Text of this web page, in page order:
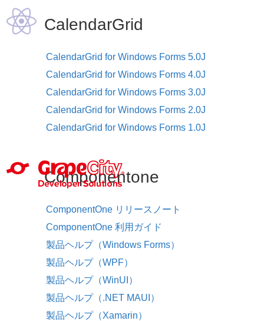
CalendarGrid
CalendarGrid for Windows Forms 5.0J
CalendarGrid for Windows Forms 4.0J
CalendarGrid for Windows Forms 3.0J
CalendarGrid for Windows Forms 2.0J
CalendarGrid for Windows Forms 1.0J
Componentone
ComponentOne リリースノート
ComponentOne 利用ガイド
製品ヘルプ（Windows Forms）
製品ヘルプ（WPF）
製品ヘルプ（WinUI）
製品ヘルプ（.NET MAUI）
製品ヘルプ（Xamarin）